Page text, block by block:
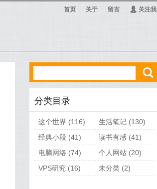
首页 关于 留言 Ą 关注我
ő
分类目录
这个世界 (116) 生活笔记(130)
经典小段 (41) 读书有感(41)
电脑网络 (74) 个人网站(20)
VPS研究 (16) 未分类(2)